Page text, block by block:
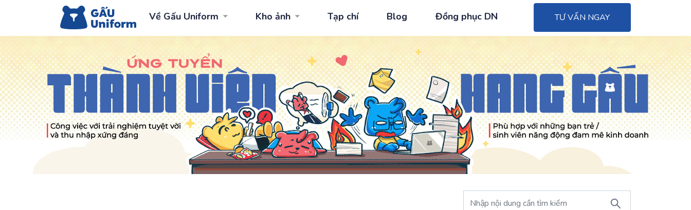
Về Gấu Uniform Kho ảnh Tạp chí Blog Đồng phục DN TƯ VẤN NGAY